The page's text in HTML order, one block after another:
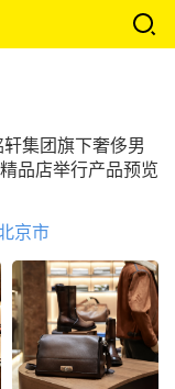
集团旗下奢侈男
品店举行产品预览
京市